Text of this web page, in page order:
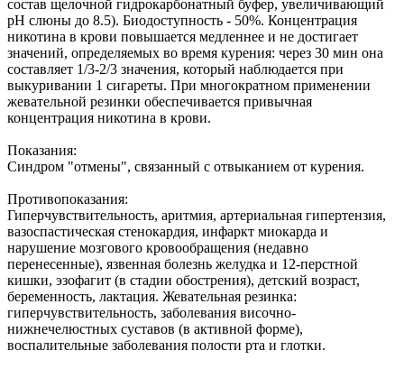
состав щелочной гидрокарбонатный буфер, увеличивающий
pH слюны до 8.5). Биодоступность - 50%. Концентрация
никотина в крови повышается медленнее и не достигает
значений, определяемых во время курения: через 30 мин она
составляет 1/3-2/3 значения, который наблюдается при
выкуривании 1 сигареты. При многократном применении
жевательной резинки обеспечивается привычная
концентрация никотина в крови.
Показания:
Синдром "отмены", связанный с отвыканием от курения.
Противопоказания:
Гиперчувствительность, аритмия, артериальная гипертензия,
вазоспастическая стенокардия, инфаркт миокарда и
нарушение мозгового кровообращения (недавно
перенесенные), язвенная болезнь желудка и 12-перстной
кишки, эзофагит (в стадии обострения), детский возраст,
беременность, лактация. Жевательная резинка:
гиперчувствительность, заболевания височно-
нижнечелюстных суставов (в активной форме),
воспалительные заболевания полости рта и глотки.